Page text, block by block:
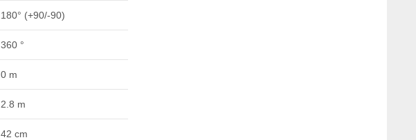
180° (+90/-90)
360 °
0 m
2.8 m
42 cm